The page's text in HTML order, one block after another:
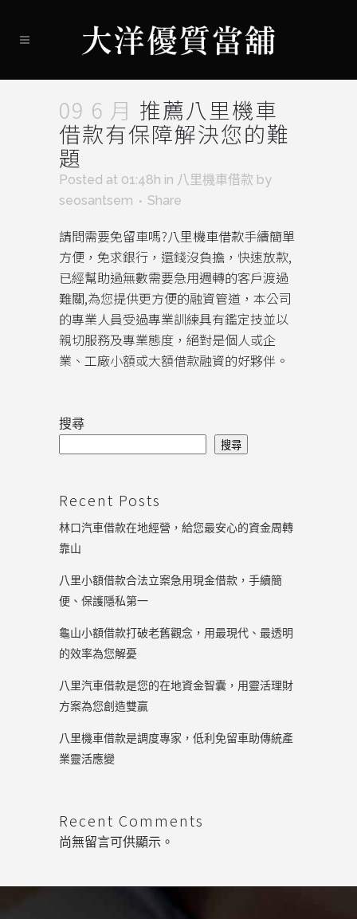
09 6 月 推薦八里機車
借款有保障解決您的難
題
Posted at 01:48h in 八里機車借款 by
seosantsem
Share
請問需要免留車嗎?八里機車借款手續簡單
方便，免求銀行，還錢沒負擔，快速放款,
已經幫助過無數需要急用週轉的客戶渡過
難關,為您提供更方便的融資管道，本公司
的專業人員受過專業訓練具有鑑定技並以
親切服務及專業態度，絕對是個人或企
業、工廠小額或大額借款融資的好夥伴。
搜尋
搜尋
Recent Posts
林口汽車借款在地經營，給您最安心的資金周轉
靠山
八里小額借款合法立案急用現金借款，手續簡
便、保護隱私第一
龜山小額借款打破老舊觀念，用最現代、最透明
的效率為您解憂
八里汽車借款是您的在地資金智囊，用靈活理財
方案為您創造雙贏
八里機車借款是調度專家，低利免留車助傳統產
業靈活應變
Recent Comments
尚無留言可供顯示。